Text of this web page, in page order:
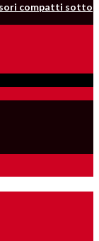
compatti sotto